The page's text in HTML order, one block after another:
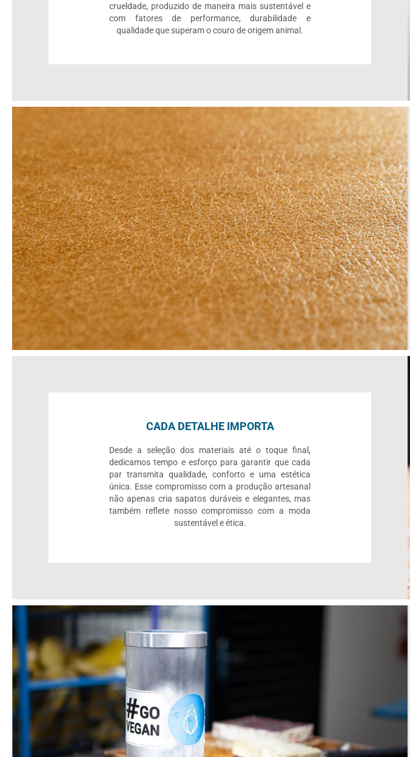
crueldade, produzido de maneira mais sustentável e
com fatores de performance, durabilidade e
qualidade que superam o couro de origem animal.
CADA DETALHE IMPORTA
Desde a seleção dos materiais até o toque final,
dedicamos tempo e esforço para garantir que cada
par transmita qualidade, conforto e uma estética
única. Esse compromisso com a produção artesanal
não apenas cria sapatos duráveis e elegantes, mas
também reflete nosso compromisso com a moda
sustentável e ética.